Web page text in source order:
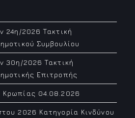
24η/2026 Τακτική
Συμβουλίου
30η/2026 Τακτική
Επιτροπής
Κρωπίας 04.08.2026
2026 Κατηγορία Κινδύνου